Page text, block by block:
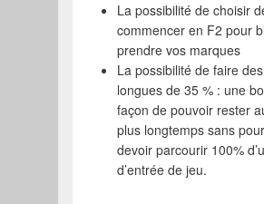
La possibilité de choisir
commencer en F2 pour
prendre vos marques
La possibilité de faire
longues de 35 % : une
façon de pouvoir rester
plus longtemps sans
devoir parcourir 100%
d’entrée de jeu.